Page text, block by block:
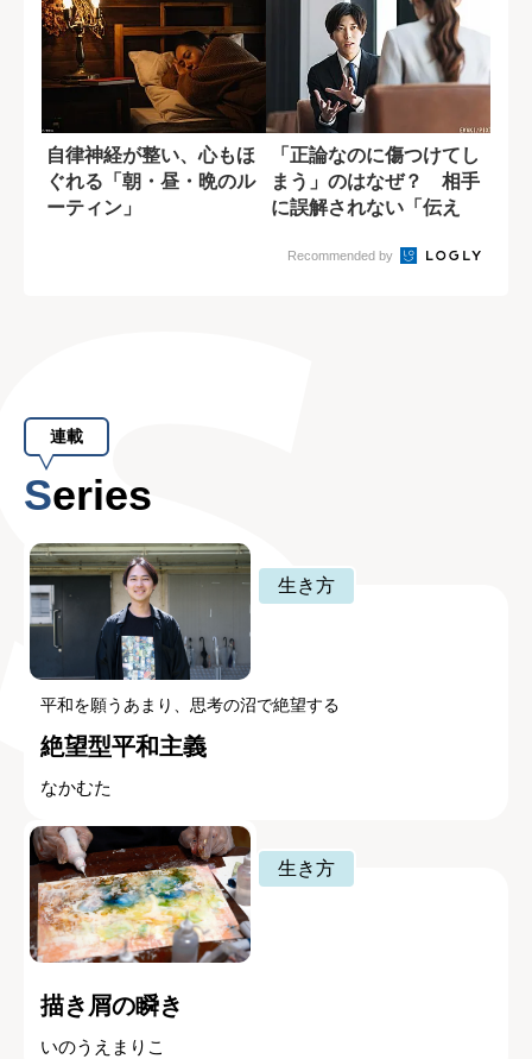
自律神経が整い、心もほ
ぐれる「朝・昼・晩のル
ーティン」
「正論なのに傷つけてし
まう」のはなぜ？ 相手
に誤解されない「伝え
Recommended by
連載
Series
生き方
平和を願うあまり、思考の沼で絶望する
絶望型平和主義
なかむた
生き方
描き屑の瞬き
いのうえまりこ